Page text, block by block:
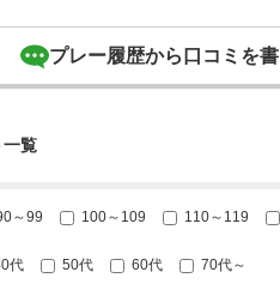
プレー履歴から口コミを書
覧
～99 100～109 110～119
代 50代 60代 70代～